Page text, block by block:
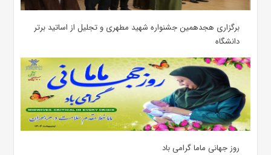
برگزاری هجدهمین جشنواره شهید مطهری و تجلیل از اساتید برتر
دانشگاه
روز جهانی ماما گرامی باد